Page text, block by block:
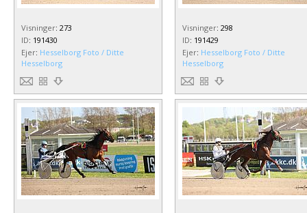
Visninger: 273
ID: 191430
Ejer: Hesselborg Foto / Ditte
Hesselborg
Visninger: 298
ID: 191429
Ejer: Hesselborg Foto / Ditte
Hesselborg